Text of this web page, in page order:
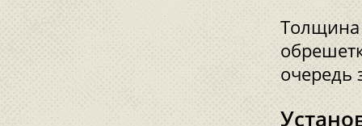
Толщина
очередь